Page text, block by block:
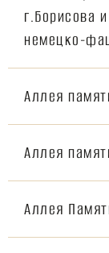
г.Борисова
немецко-
Аллея
Аллея
Аллея